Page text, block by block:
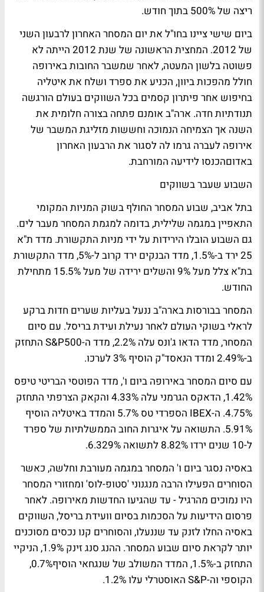
ריצה של 500% בתוך חודש.
ביום שישי ציינו בחו"ל את יום המסחר האחרון לרבעון השני
של 2012. המחצית הראשונה של שנת 2012 הייתה לא
פשוטה בלשון המעטה, לאחר שמשבר החובות באירופה
חולל מהפכות ביוון, הכניע את ספרד ושלח את איטליה
בחיפוש אחר פיתרון קסמים בכל השווקים בעולם הורגשה
תנודתיות חדה. ארה"ב אומנם פתחה בצורה חלומית את
השנה אך הצמיחה הנמוכה וחששות מזליגת המשבר של
אירופה לעברה גרמו לה לסגור את הרבעון האחרון
באדוםהכנסו לידיעה המורחבת.
השבוע שעבר בשווקים
בתל אביב, שבוע המסחר החולף בשוק המניות המקומי
התאפיין במגמה שלילית, בדומה למגמת המסחר מעבר לים.
גם השבוע הובלו הירידות על ידי מניות התקשורת. מדד ת"א
25 ירד ב-1.5%, מדד הבנקים ירד קרוב ל-5%, מדד התקשורת
בת"א צלל מעל 9% והשלים ירידה של מעל 15.5% מתחילת
החודש.
המסחר בבורסות בארה"ב ננעל בעליות שערים חדות ברקע
לראלי בשוקי העולם לאחר נעילת ועידת בריסל. עם סיום
המסחר, מדד הדאו ג'ונס עלה 2.2%, מדד ה-S&P500 התחזק
ב-2.49% ומדד הנאסד"ק הוסיף 3% לערכו.
עם סיום המסחר באירופה ביום ו', מדד הפוטסי הבריטי טיפס
1.42%, הדאקס הגרמני עלה 4.33% והקאק הצרפתי התחזק
4.75%. ה-IBEX הספרדי טס 5.7% והמדד באיטליה הוסיף
5.91%. התשואה על איגרות החוב הממשלתיות של ספרד
ל-10 שנים ירדו 8.82% לתשואה 6.329%.
באסיה נסגר ביום ו' המסחר במגמה מעורבת וחלשה, כאשר
הסוחרים הפעילו הרבה מנגנוני 'סטופ-לוס' ומחזורי המסחר
היו נמוכים מהרגיל - עד שהגיעו החדשות מאירופה. לאחר
פרסום הידיעות על הסכמות בסיום וועידת בריסל, השווקים
באסיה החלו לזנק עד שננעלו, והסוחרים קנו נכסים מסוכנים
יותר לקראת סיום שבוע המסחר. ההנג סנג זינק 1.9%, הניקיי
התחזק ב-1.5%, המדד המשולב של שנגחאי הוסיף0.7%,
הקוספי וה-S&P האוסטרלי עלו 1.2%.